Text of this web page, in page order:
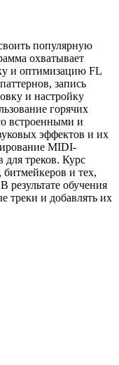
популярную
охватывает
и оптимизацию FL
запись
и настройку
горячих
встроенными и
эффектов и их
MIDI-
треков. Курс
и тех,
результате обучения
треки и добавлять их